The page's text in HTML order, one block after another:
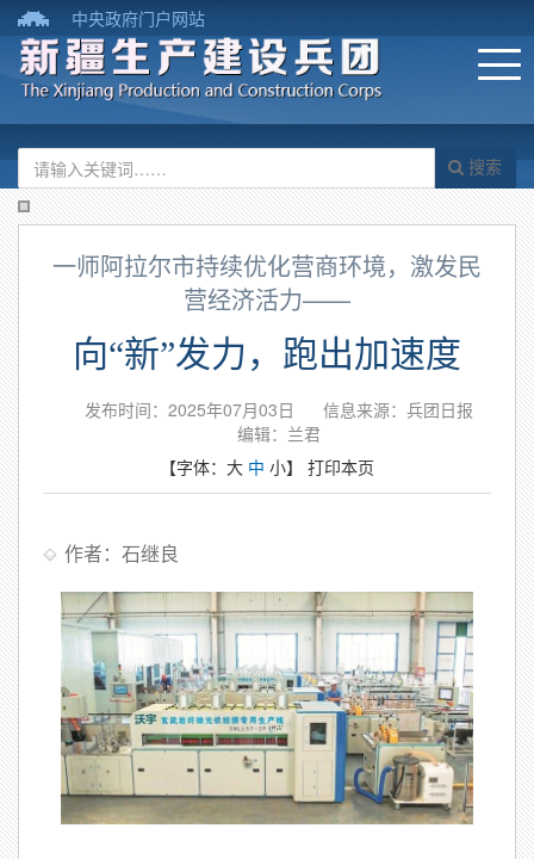
中央政府门户网站
搜索
一师阿拉尔市持续优化营商环境，激发民
营经济活力——
向“新”发力，跑出加速度
发布时间：2025年07月03日
信息来源：兵团日报
编辑：兰君
【字体： 大 中 小】 打印本页
作者：石继良